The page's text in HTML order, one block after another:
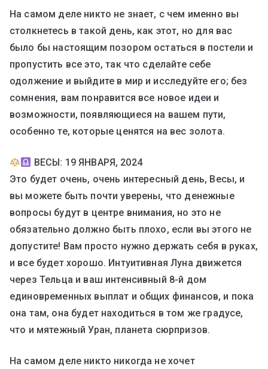
На самом деле никто не знает, с чем именно вы
столкнетесь в такой день, как этот, но для вас
было бы настоящим позором остаться в постели и
пропустить все это, так что сделайте себе
одолжение и выйдите в мир и исследуйте его; без
сомнения, вам понравится все новое идеи и
возможности, появляющиеся на вашем пути,
особенно те, которые ценятся на вес золота.
ВЕСЫ: 19 ЯНВАРЯ, 2024
Это будет очень, очень интересный день, Весы, и
вы можете быть почти уверены, что денежные
вопросы будут в центре внимания, но это не
обязательно должно быть плохо, если вы этого не
допустите! Вам просто нужно держать себя в руках,
и все будет хорошо. Интуитивная Луна движется
через Тельца и ваш интенсивный 8-й дом
единовременных выплат и общих финансов, и пока
она там, она будет находиться в том же градусе,
что и мятежный Уран, планета сюрпризов.
На самом деле никто никогда не хочет